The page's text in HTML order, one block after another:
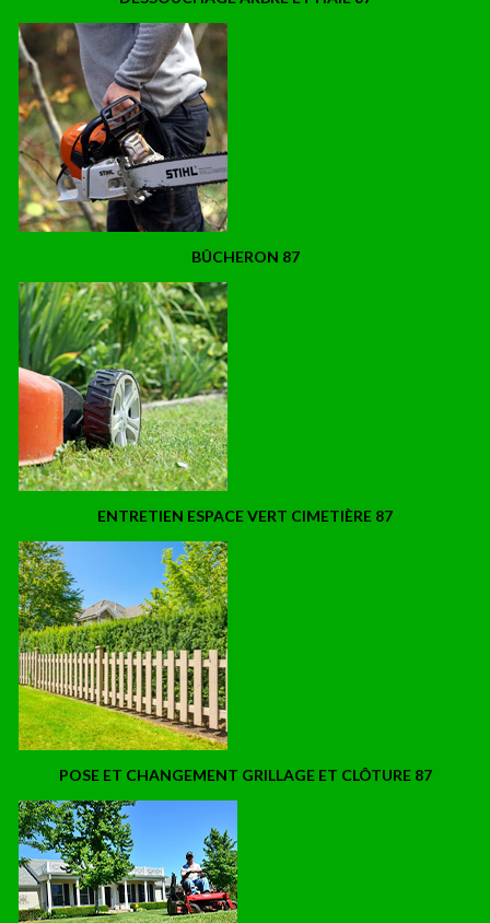
BÛCHERON 87
ENTRETIEN ESPACE VERT CIMETIÈRE 87
POSE ET CHANGEMENT GRILLAGE ET CLÔTURE 87